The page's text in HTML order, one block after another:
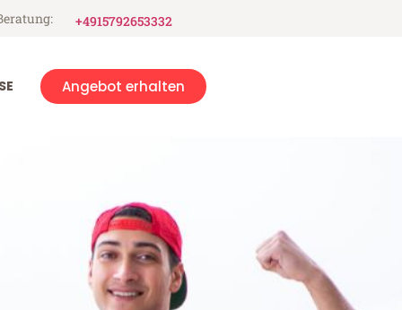
+4915792653332
Angebot erhalten